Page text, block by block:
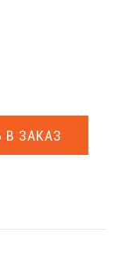
В ЗАКАЗ